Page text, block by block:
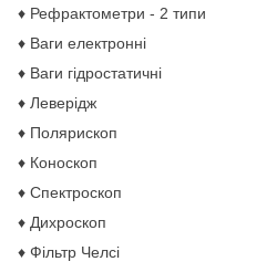
♦ Рефрактометри - 2 типи
♦ Ваги електронні
♦ Ваги гідростатичні
♦ Леверідж
♦ Полярископ
♦ Коноскоп
♦ Спектроскоп
♦ Дихроскоп
♦ Фільтр Челсі